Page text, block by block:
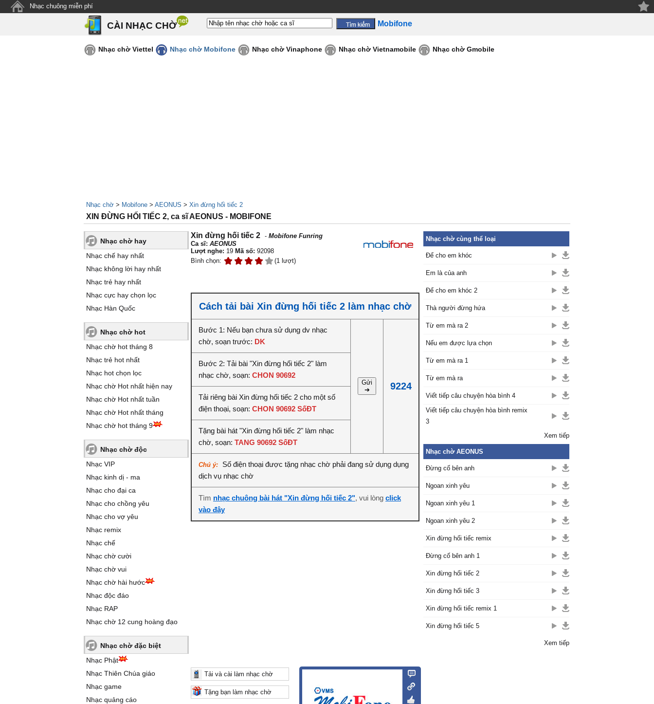
Nhạc chuông miễn phí
CÀI NHẠC CHỜ Mobifone
Nhạc chờ Viettel Nhạc chờ Mobifone Nhạc chờ Vinaphone Nhạc chờ Vietnamobile Nhạc chờ Gmobile
Nhạc chờ > Mobifone > AEONUS > Xin đừng hối tiếc 2
XIN ĐỪNG HỐI TIẾC 2, ca sĩ AEONUS - MOBIFONE
Nhạc chờ hay
Nhạc chế hay nhất
Nhạc không lời hay nhất
Nhạc trẻ hay nhất
Nhạc cực hay chọn lọc
Nhạc Hàn Quốc
Nhạc chờ hot
Nhạc chờ hot tháng 8
Nhạc trẻ hot nhất
Nhạc hot chọn lọc
Nhạc chờ Hot nhất hiện nay
Nhạc chờ Hot nhất tuần
Nhạc chờ Hot nhất tháng
Nhạc chờ hot tháng 9
Nhạc chờ độc
Nhạc VIP
Nhạc kinh dị - ma
Nhạc cho đại ca
Nhạc cho chồng yêu
Nhạc cho vợ yêu
Nhạc remix
Nhạc chế
Nhạc chờ cười
Nhạc chờ vui
Nhạc chờ hài hước
Nhạc độc đáo
Nhạc RAP
Nhạc chờ 12 cung hoàng đạo
Nhạc chờ đặc biệt
Nhạc Phật
Nhạc Thiên Chúa giáo
Nhạc game
Nhạc quảng cáo
Xin đừng hối tiếc 2 - Mobifone Funring
Ca sĩ: AEONUS
Lượt nghe: 19 Mã số: 92098
Bình chọn:
(1 lượt)
Cách tải bài Xin đừng hối tiếc 2 làm nhạc chờ
Bước 1: Nếu bạn chưa sử dụng dv nhạc
chờ, soạn trước: DK
Gửi
➔
9224
Bước 2: Tải bài "Xin đừng hối tiếc 2" làm
nhạc chờ, soạn: CHON 90692
Tải riêng bài Xin đừng hối tiếc 2 cho một số
điện thoại, soạn: CHON 90692 SốĐT
Tặng bài hát "Xin đừng hối tiếc 2" làm nhạc
chờ, soạn: TANG 90692 SốĐT
Chú ý:
Số điện thoại được tặng nhạc chờ phải đang sử dụng dụng
dịch vụ nhạc chờ
Tìm nhạc chuông bài hát "Xin đừng hối tiếc 2", vui lòng click
vào đây
Tải và cài làm nhạc chờ
Tặng bạn làm nhạc chờ
Nhạc chờ cùng thể loại
Để cho em khóc
Em là của anh
Để cho em khóc 2
Thà người đừng hứa
Từ em mà ra 2
Nếu em được lựa chọn
Từ em mà ra 1
Từ em mà ra
Viết tiếp câu chuyện hòa bình 4
Viết tiếp câu chuyện hòa bình remix
3
Xem tiếp
Nhạc chờ AEONUS
Đừng cố bên anh
Ngoan xinh yêu
Ngoan xinh yêu 1
Ngoan xinh yêu 2
Xin đừng hối tiếc remix
Đừng cố bên anh 1
Xin đừng hối tiếc 2
Xin đừng hối tiếc 3
Xin đừng hối tiếc remix 1
Xin đừng hối tiếc 5
Xem tiếp